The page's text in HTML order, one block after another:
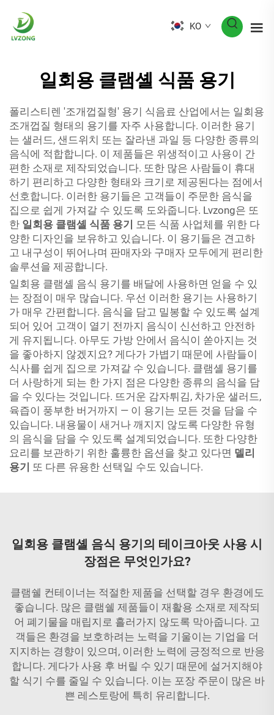
KO
일회용 클램셸 식품 용기
폴리스티렌 '조개껍질형' 용기 식음료 산업에서는 일회용
조개껍질 형태의 용기를 자주 사용합니다. 이러한 용기
는 샐러드, 샌드위치 또는 잘라낸 과일 등 다양한 종류의
음식에 적합합니다. 이 제품들은 위생적이고 사용이 간
편한 소재로 제작되었습니다. 또한 많은 사람들이 휴대
하기 편리하고 다양한 형태와 크기로 제공된다는 점에서
선호합니다. 이러한 용기들은 고객들이 주문한 음식을
집으로 쉽게 가져갈 수 있도록 도와줍니다. Lvzong은 또
한 일회용 클램셸 식품 용기 모든 식품 사업체를 위한 다
양한 디자인을 보유하고 있습니다. 이 용기들은 견고하
고 내구성이 뛰어나며 판매자와 구매자 모두에게 편리한
솔루션을 제공합니다.
일회용 클램셸 음식 용기를 배달에 사용하면 얻을 수 있
는 장점이 매우 많습니다. 우선 이러한 용기는 사용하기
가 매우 간편합니다. 음식을 담고 밀봉할 수 있도록 설계
되어 있어 고객이 열기 전까지 음식이 신선하고 안전하
게 유지됩니다. 아무도 가방 안에서 음식이 쏟아지는 것
을 좋아하지 않겠지요? 게다가 가볍기 때문에 사람들이
식사를 쉽게 집으로 가져갈 수 있습니다. 클램셸 용기를
더 사랑하게 되는 한 가지 점은 다양한 종류의 음식을 담
을 수 있다는 것입니다. 뜨거운 감자튀김, 차가운 샐러드,
육즙이 풍부한 버거까지 — 이 용기는 모든 것을 담을 수
있습니다. 내용물이 새거나 깨지지 않도록 다양한 유형
의 음식을 담을 수 있도록 설계되었습니다. 또한 다양한
요리를 보관하기 위한 훌륭한 옵션을 찾고 있다면 델리
용기 또 다른 유용한 선택일 수도 있습니다.
일회용 클램셸 음식 용기의 테이크아웃 사용 시
장점은 무엇인가요?
클램쉘 컨테이너는 적절한 제품을 선택할 경우 환경에도
좋습니다. 많은 클램쉘 제품들이 재활용 소재로 제작되
어 폐기물을 매립지로 흘러가지 않도록 막아줍니다. 고
객들은 환경을 보호하려는 노력을 기울이는 기업을 더
지지하는 경향이 있으며, 이러한 노력에 긍정적으로 반응
합니다. 게다가 사용 후 버릴 수 있기 때문에 설거지해야
할 식기 수를 줄일 수 있습니다. 이는 포장 주문이 많은 바
쁜 레스토랑에 특히 유리합니다.